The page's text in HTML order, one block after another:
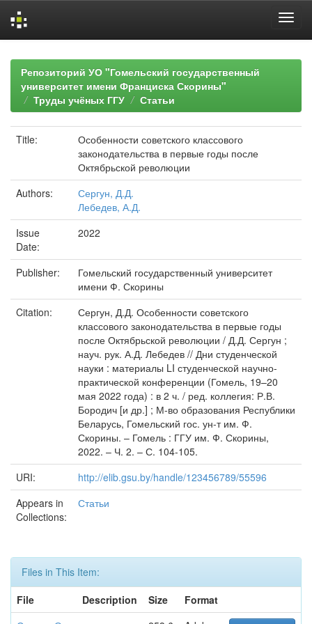
navigationРепозиторий УО "Гомельский государственный
университет имени Франциска Скорины"
Труды учёных ГГУ
Статьи
Title:
Особенности советского классового
законодательства в первые годы после
Октябрьской революции
Authors:
Сергун, Д.Д.
Лебедев, А.Д.
Issue
Date:
2022
Publisher:
Гомельский государственный университет
имени Ф. Скорины
Citation:
Сергун, Д.Д. Особенности советского
классового законодательства в первые годы
после Октябрьской революции / Д.Д. Сергун ;
науч. рук. А.Д. Лебедев // Дни студенческой
науки : материалы LI студенческой научно-
практической конференции (Гомель, 19–20
мая 2022 года) : в 2 ч. / ред. коллегия: Р.В.
Бородич [и др.] ; М-во образования Республики
Беларусь, Гомельский гос. ун-т им. Ф.
Скорины. – Гомель : ГГУ им. Ф. Скорины,
2022. – Ч. 2. – С. 104-105.
URI:
http://elib.gsu.by/handle/123456789/55596
Appears in
Collections:
Статьи
Files in This Item:
File
Description Size
Format